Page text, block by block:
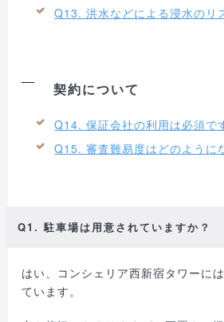
Q13. 洪水などによる浸水のリ
契約について
Q14. 保証会社の利用は必須で
Q15. 審査難易度はどのように
Q1. 駐車場は用意されていますか？
はい、コンシェリア西新宿タワーに
ています。